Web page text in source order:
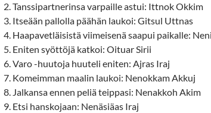
Tanssipartnerinsa varpaille astui: Ittnok Okkim
Itseään pallolla päähän laukoi: Gitsul Uttnas
Haapavetläisistä viimeisenä saapui paikalle:
Eniten syöttöjä katkoi: Oituar Sirii
Varo -huutoja huuteli eniten: Ajras Iraj
Komeimman maalin laukoi: Nenokkam Akkuj
Jalkansa ennen peliä teippasi: Nenakkoh Akim
Etsi hanskojaan: Nenäsiäas Iraj